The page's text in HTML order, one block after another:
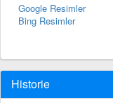
Google Resimler
Bing Resimler
Historie